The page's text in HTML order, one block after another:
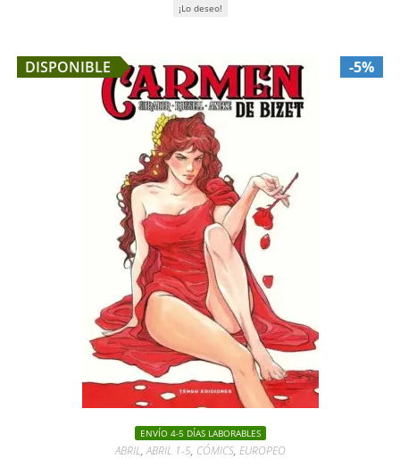
¡Lo deseo!
DISPONIBLE -5%
ENVÍO 4-5 DÍAS LABORABLES
ABRIL,ABRIL 1-5, CÓMICS, EUROPEO